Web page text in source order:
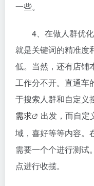
一些。
4、在做人群优
就是关键词的精准度
低。当然，还有店铺
工作分不开。直通车
于搜索人群和自定义
需求
出发，而自定
域，喜好等等内容。
需要一个个进行测试
点进行收揽。